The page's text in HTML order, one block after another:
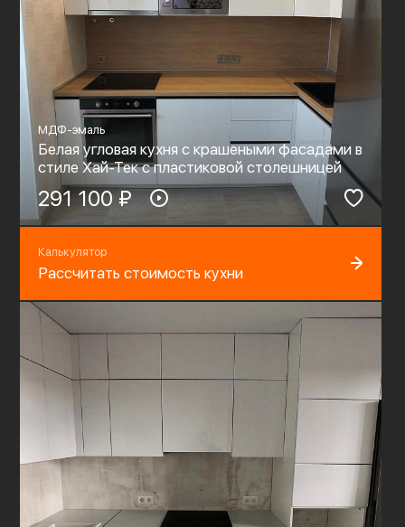
МДФ-эмаль
Белая угловая кухня с крашеными фасадами в
стиле Хай-Тек с пластиковой столешницей
291 100 ₽
Калькулятор
Рассчитать стоимость кухни